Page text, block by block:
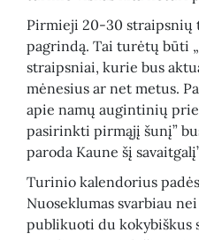
Pirmieji 20-30
pagrindą. Tai turėtų būti
straipsniai, kurie bus
mėnesius ar net metus.
apie namų augintinių
pasirinkti pirmąjį šunį”
paroda Kaune šį
Turinio kalendorius
Nuoseklumas svarbiau
publikuoti du kokybiškus